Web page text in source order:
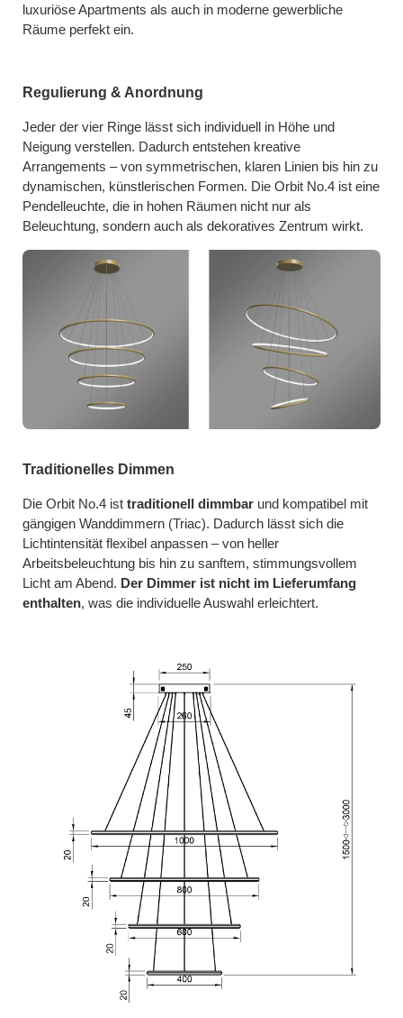
luxuriöse Apartments als auch in moderne gewerbliche
Räume perfekt ein.
Regulierung & Anordnung
Jeder der vier Ringe lässt sich individuell in Höhe und
Neigung verstellen. Dadurch entstehen kreative
Arrangements – von symmetrischen, klaren Linien bis hin zu
dynamischen, künstlerischen Formen. Die Orbit No.4 ist eine
Pendelleuchte, die in hohen Räumen nicht nur als
Beleuchtung, sondern auch als dekoratives Zentrum wirkt.
Traditionelles Dimmen
Die Orbit No.4 ist traditionell dimmbar und kompatibel mit
gängigen Wanddimmern (Triac). Dadurch lässt sich die
Lichtintensität flexibel anpassen – von heller
Arbeitsbeleuchtung bis hin zu sanftem, stimmungsvollem
Licht am Abend. Der Dimmer ist nicht im Lieferumfang
enthalten, was die individuelle Auswahl erleichtert.